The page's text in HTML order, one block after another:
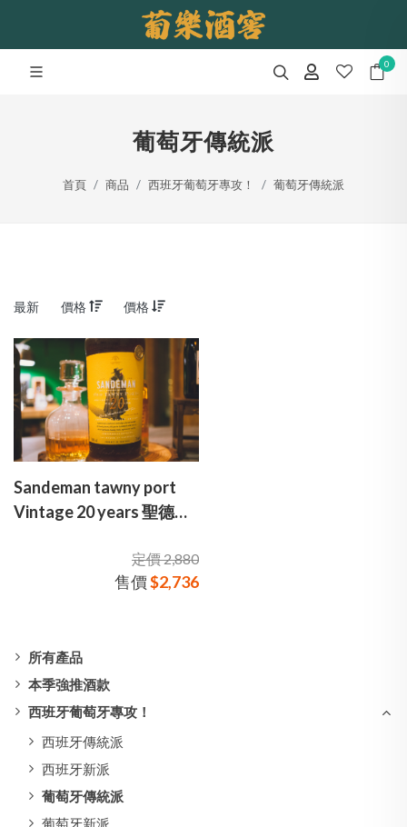
0
葡萄牙傳統派
首頁 商品 西班牙葡萄牙專攻！ 葡萄牙傳統派
所有產品
本季強推酒款
西班牙葡萄牙專攻！
西班牙傳統派
西班牙新派
葡萄牙傳統派
最新 價格 價格
Sandeman tawny port
Vintage 20 years 聖德門
定價 2,880
售價$2,736